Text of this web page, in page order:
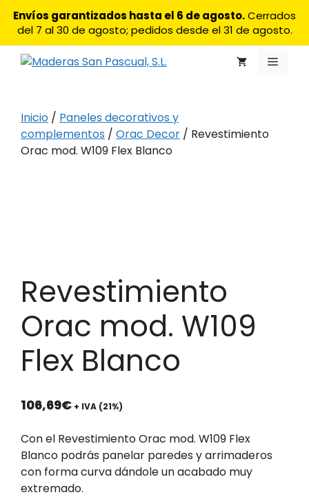
Envíos garantizados hasta el 6 de agosto.Cerrados
del 7 al 30 de agosto; pedidos desde el 31 de agosto.
Menú
Inicio / Paneles decorativos y
complementos / Orac Decor / Revestimiento
Orac mod. W109 Flex Blanco
Revestimiento
Orac mod. W109
Flex Blanco
106,69€ + IVA (21%)
Con el Revestimiento Orac mod. W109 Flex
Blanco podrás panelar paredes y arrimaderos
con forma curva dándole un acabado muy
extremado.